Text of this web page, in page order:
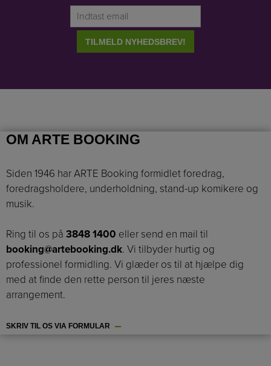
OM ARTE BOOKING
Siden 1946 har ARTE Booking formidlet foredrag,
foredragsholdere, underholdning, stand-up komikere og
musik.
Ring til os på 3848 1400 eller send en mail til
booking@artebooking.dk. Vi tilbyder hurtig og
professionel formidling. Vi glæder os til at hjælpe dig
med at finde den rette person til jeres næste
arrangement.
SKRIV TIL OS VIA FORMULAR